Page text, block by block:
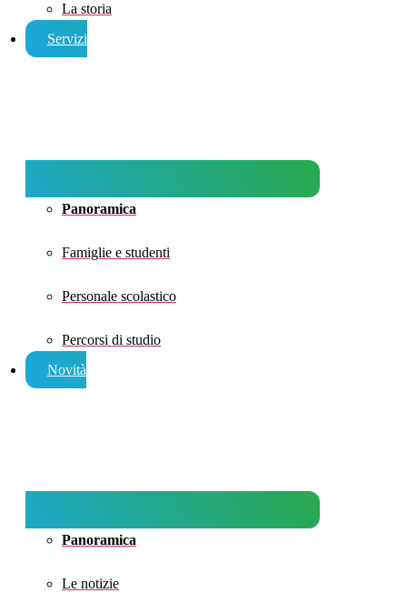
La storia
Servizi
Panoramica
Famiglie e studenti
Personale scolastico
Percorsi di studio
Novità
Panoramica
Le notizie